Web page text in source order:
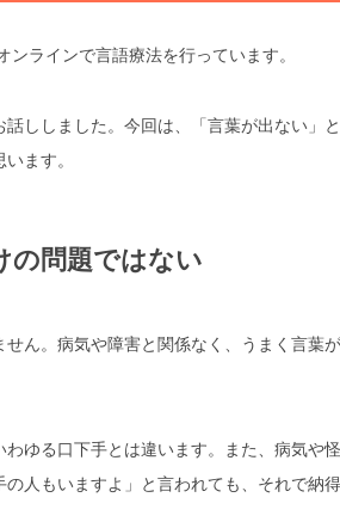
ラインで言語療法を行っています。
ししました。今回は、「言葉が出ない」
ます。
の問題ではない
ん。病気や障害と関係なく、うまく言葉
ゆる口下手とは違います。また、病気や
人もいますよ」と言われても、それで納